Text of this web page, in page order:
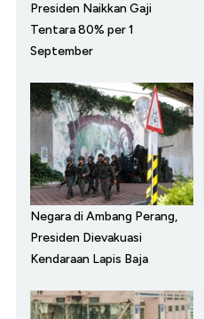
Presiden Naikkan Gaji
Tentara 80% per 1
September
Negara di Ambang Perang,
Presiden Dievakuasi
Kendaraan Lapis Baja